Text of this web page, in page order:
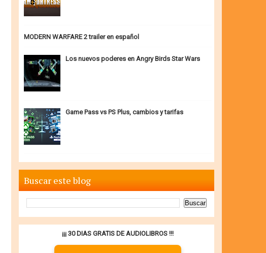
MODERN WARFARE 2 trailer en español
Los nuevos poderes en Angry Birds Star Wars
Game Pass vs PS Plus, cambios y tarifas
Buscar este blog
¡¡¡ 30 DIAS GRATIS DE AUDIOLIBROS !!!